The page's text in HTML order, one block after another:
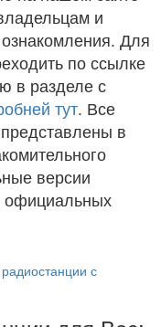
и
Для
по ссылке
в разделе с
тут. Все
в
версии
официальных
с